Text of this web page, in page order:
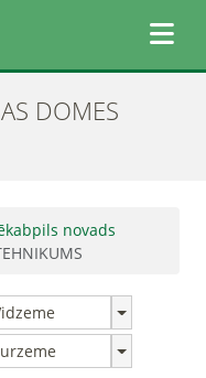
DOMES
novads